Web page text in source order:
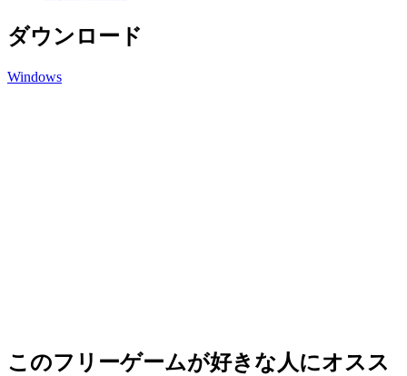
ダウンロード
Windows
このフリーゲームが好きな人にオスス